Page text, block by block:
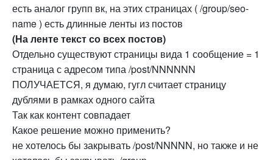
есть аналог групп вк, на этих страницах ( /group/seo-
name ) есть длинные ленты из постов
(На ленте текст со всех постов)
Отдельно существуют страницы вида 1 сообщение = 1
страница с адресом типа /post/NNNNNN
ПОЛУЧАЕТСЯ, я думаю, гугл считает страницу
дублями в рамках одного сайта
Так как контент совпадает
Какое решение можно применить?
не хотелось бы закрывать /post/NNNNN, но также и не